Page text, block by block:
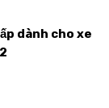
dành cho xe